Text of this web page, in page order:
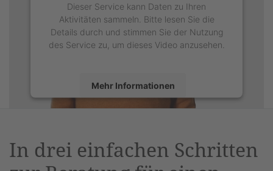
Dieser Service kann Daten zu Ihren
Aktivitäten sammeln. Bitte lesen Sie die
Details durch und stimmen Sie der Nutzung
des Service zu, um dieses Video anzusehen.
Mehr Informationen
Management Platform&eRecht24
In drei einfachen Schritten